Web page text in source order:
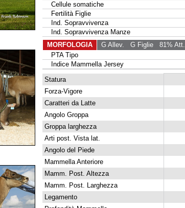
Cellule somatiche
Fertilità Figlie
Ind. Sopravvivenza
Ind. Sopravvivenza Manze
MORFOLOGIA
G Allev. G Figlie81% Att.
PTA Tipo
Indice Mammella Jersey
Statura
Forza-Vigore
Caratteri da Latte
Angolo Groppa
Groppa larghezza
Arti post. Vista lat.
Angolo del Piede
Mammella Anteriore
Mamm. Post. Altezza
Mamm. Post. Larghezza
Legamento